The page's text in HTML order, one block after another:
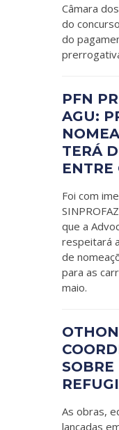
Câmara
do
do
PFN
AGU:
TERÁ
ENTRE
Foi com
que a
respeitará
de
para as
maio.
As obras,
lançadas